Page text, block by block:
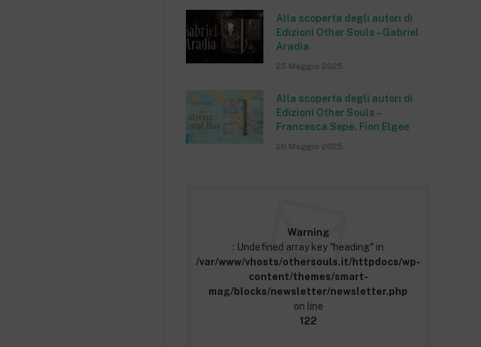
Alla scoperta degli autori di
Edizioni Other Souls – Gabriel
Aradia
25 Maggio 2025
Alla scoperta degli autori di
Edizioni Other Souls –
Francesca Sepe, Fion Elgee
20 Maggio 2025
Warning
: Undefined array key "heading" in
/var/www/vhosts/othersouls.it/httpdocs/wp-
content/themes/smart-
mag/blocks/newsletter/newsletter.php
on line
122